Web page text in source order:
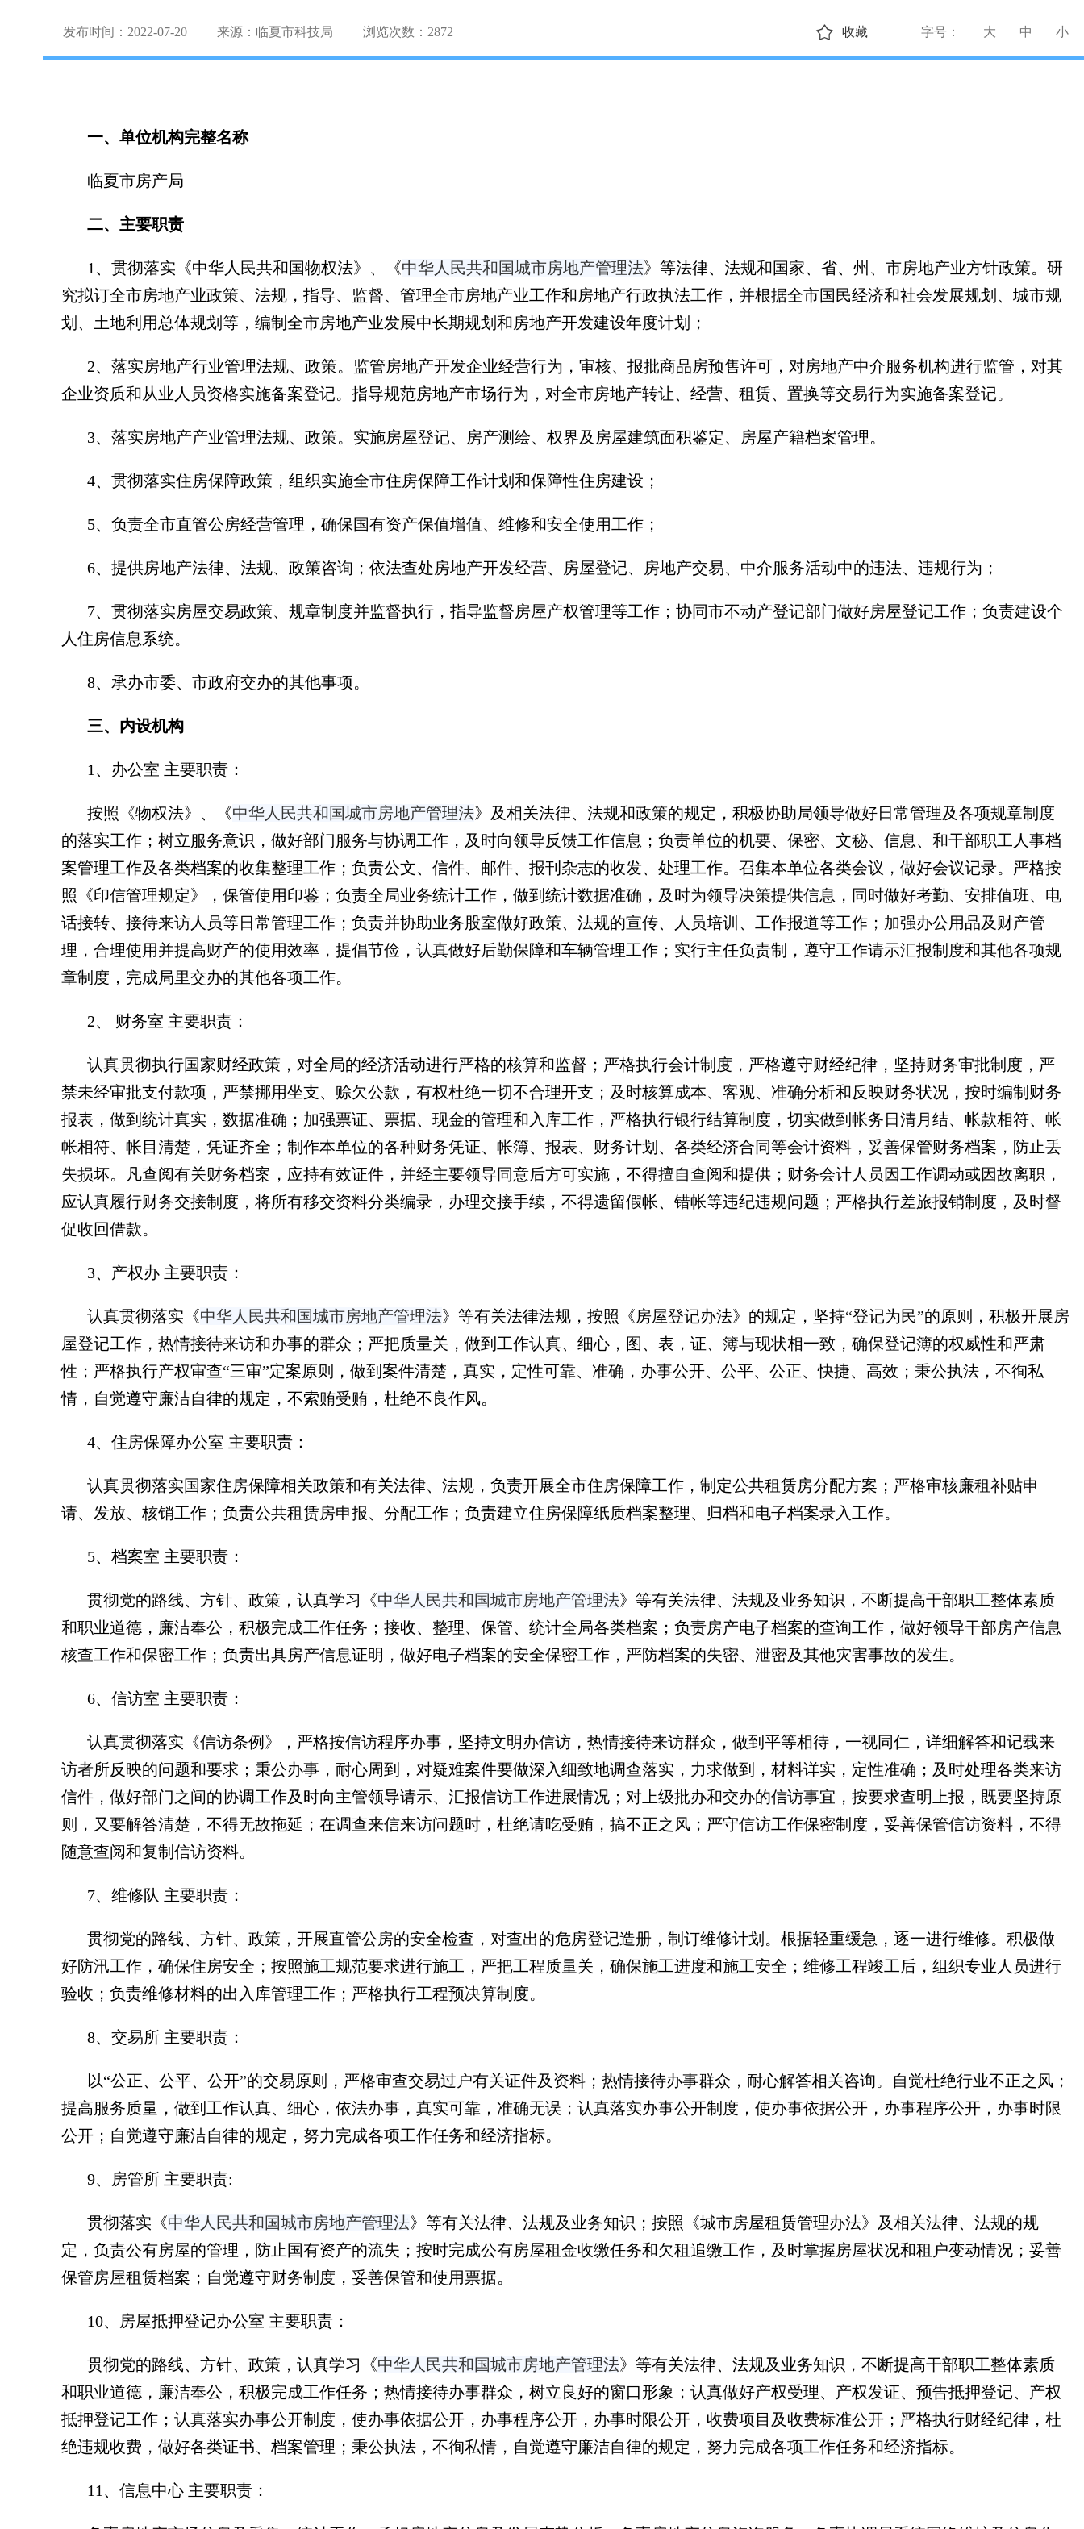
发布时间：2022-07-20 来源：临夏市科技局 浏览次数： 2872 字号： 大 中 小
收藏
一、单位机构完整名称
临夏市房产局
二、主要职责
1、贯彻落实《中华人民共和国物权法》、 《中华人民共和国城市房地产管理法》等法律、法规和国家、省、州、市房地产业方针政策。研
究拟订全市房地产业政策、法规，指导、监督、管理全市房地产业工作和房地产行政执法工作，并根据全市国民经济和社会发展规划、城市规
划、土地利用总体规划等，编制全市房地产业发展中长期规划和房地产开发建设年度计划；
2、落实房地产行业管理法规、政策。监管房地产开发企业经营行为，审核、报批商品房预售许可，对房地产中介服务机构进行监管，对其
企业资质和从业人员资格实施备案登记。指导规范房地产市场行为，对全市房地产转让、经营、租赁、置换等交易行为实施备案登记。
3、落实房地产产业管理法规、政策。实施房屋登记、房产测绘、权界及房屋建筑面积鉴定、房屋产籍档案管理。
4、贯彻落实住房保障政策，组织实施全市住房保障工作计划和保障性住房建设；
5、负责全市直管公房经营管理，确保国有资产保值增值、维修和安全使用工作；
6、提供房地产法律、法规、政策咨询；依法查处房地产开发经营、房屋登记、房地产交易、中介服务活动中的违法、违规行为；
7、贯彻落实房屋交易政策、规章制度并监督执行，指导监督房屋产权管理等工作；协同市不动产登记部门做好房屋登记工作；负责建设个
人住房信息系统。
8、承办市委、市政府交办的其他事项。
三、内设机构
1、办公室 主要职责：
按照《物权法》、 《中华人民共和国城市房地产管理法》 及相关法律、法规和政策的规定，积极协助局领导做好日常管理及各项规章制度
的落实工作；树立服务意识，做好部门服务与协调工作，及时向领导反馈工作信息；负责单位的机要、保密、文秘、信息、和干部职工人事档
案管理工作及各类档案的收集整理工作；负责公文、信件、邮件、报刊杂志的收发、处理工作。召集本单位各类会议，做好会议记录。严格按
照《印信管理规定》，保管使用印鉴；负责全局业务统计工作，做到统计数据准确，及时为领导决策提供信息，同时做好考勤、安排值班、电
话接转、接待来访人员等日常管理工作；负责并协助业务股室做好政策、法规的宣传、人员培训、工作报道等工作；加强办公用品及财产管
理，合理使用并提高财产的使用效率，提倡节俭，认真做好后勤保障和车辆管理工作；实行主任负责制，遵守工作请示汇报制度和其他各项规
章制度，完成局里交办的其他各项工作。
2、 财务室 主要职责：
认真贯彻执行国家财经政策，对全局的经济活动进行严格的核算和监督；严格执行会计制度，严格遵守财经纪律，坚持财务审批制度，严
禁未经审批支付款项，严禁挪用坐支、赊欠公款，有权杜绝一切不合理开支；及时核算成本、客观、准确分析和反映财务状况，按时编制财务
报表，做到统计真实，数据准确；加强票证、票据、现金的管理和入库工作，严格执行银行结算制度，切实做到帐务日清月结、帐款相符、帐
帐相符、帐目清楚，凭证齐全；制作本单位的各种财务凭证、帐簿、报表、财务计划、各类经济合同等会计资料，妥善保管财务档案，防止丢
失损坏。凡查阅有关财务档案，应持有效证件，并经主要领导同意后方可实施，不得擅自查阅和提供；财务会计人员因工作调动或因故离职，
应认真履行财务交接制度，将所有移交资料分类编录，办理交接手续，不得遗留假帐、错帐等违纪违规问题；严格执行差旅报销制度，及时督
促收回借款。
3、产权办 主要职责：
认真贯彻落实 《中华人民共和国城市房地产管理法》 等有关法律法规，按照《房屋登记办法》的规定，坚持“登记为民”的原则，积极开展房
屋登记工作，热情接待来访和办事的群众；严把质量关，做到工作认真、细心，图、表，证、簿与现状相一致，确保登记簿的权威性和严肃
性；严格执行产权审查“三审”定案原则，做到案件清楚，真实，定性可靠、准确，办事公开、公平、公正、快捷、高效；秉公执法，不徇私
情，自觉遵守廉洁自律的规定，不索贿受贿，杜绝不良作风。
4、住房保障办公室 主要职责：
认真贯彻落实国家住房保障相关政策和有关法律、法规，负责开展全市住房保障工作，制定公共租赁房分配方案；严格审核廉租补贴申
请、发放、核销工作；负责公共租赁房申报、分配工作；负责建立住房保障纸质档案整理、归档和电子档案录入工作。
5、档案室 主要职责：
贯彻党的路线、方针、政策，认真学习 《中华人民共和国城市房地产管理法》 等有关法律、法规及业务知识，不断提高干部职工整体素质
和职业道德，廉洁奉公，积极完成工作任务；接收、整理、保管、统计全局各类档案；负责房产电子档案的查询工作，做好领导干部房产信息
核查工作和保密工作；负责出具房产信息证明，做好电子档案的安全保密工作，严防档案的失密、泄密及其他灾害事故的发生。
6、信访室 主要职责：
认真贯彻落实《信访条例》，严格按信访程序办事，坚持文明办信访，热情接待来访群众，做到平等相待，一视同仁，详细解答和记载来
访者所反映的问题和要求；秉公办事，耐心周到，对疑难案件要做深入细致地调查落实，力求做到，材料详实，定性准确；及时处理各类来访
信件，做好部门之间的协调工作及时向主管领导请示、汇报信访工作进展情况；对上级批办和交办的信访事宜，按要求查明上报，既要坚持原
则，又要解答清楚，不得无故拖延；在调查来信来访问题时，杜绝请吃受贿，搞不正之风；严守信访工作保密制度，妥善保管信访资料，不得
随意查阅和复制信访资料。
7、维修队 主要职责：
贯彻党的路线、方针、政策，开展直管公房的安全检查，对查出的危房登记造册，制订维修计划。根据轻重缓急，逐一进行维修。积极做
好防汛工作，确保住房安全；按照施工规范要求进行施工，严把工程质量关，确保施工进度和施工安全；维修工程竣工后，组织专业人员进行
验收；负责维修材料的出入库管理工作；严格执行工程预决算制度。
8、交易所 主要职责：
以“公正、公平、公开”的交易原则，严格审查交易过户有关证件及资料；热情接待办事群众，耐心解答相关咨询。自觉杜绝行业不正之风；
提高服务质量，做到工作认真、细心，依法办事，真实可靠，准确无误；认真落实办事公开制度，使办事依据公开，办事程序公开，办事时限
公开；自觉遵守廉洁自律的规定，努力完成各项工作任务和经济指标。
9、房管所 主要职责:
贯彻落实 《中华人民共和国城市房地产管理法》 等有关法律、法规及业务知识；按照《城市房屋租赁管理办法》及相关法律、法规的规
定，负责公有房屋的管理，防止国有资产的流失；按时完成公有房屋租金收缴任务和欠租追缴工作，及时掌握房屋状况和租户变动情况；妥善
保管房屋租赁档案；自觉遵守财务制度，妥善保管和使用票据。
10、房屋抵押登记办公室 主要职责：
贯彻党的路线、方针、政策，认真学习 《中华人民共和国城市房地产管理法》 等有关法律、法规及业务知识，不断提高干部职工整体素质
和职业道德，廉洁奉公，积极完成工作任务；热情接待办事群众，树立良好的窗口形象；认真做好产权受理、产权发证、预告抵押登记、产权
抵押登记工作；认真落实办事公开制度，使办事依据公开，办事程序公开，办事时限公开，收费项目及收费标准公开；严格执行财经纪律，杜
绝违规收费，做好各类证书、档案管理；秉公执法，不徇私情，自觉遵守廉洁自律的规定，努力完成各项工作任务和经济指标。
11、信息中心 主要职责：